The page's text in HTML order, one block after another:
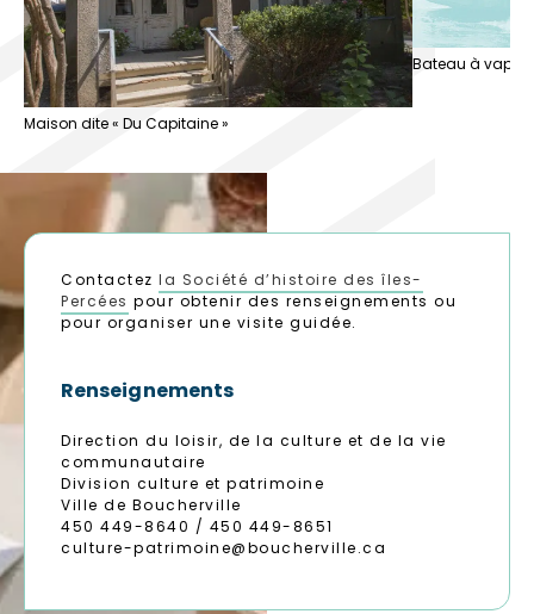
Maison dite « Du Capitaine »
Bateau à
Contactez la Société d’histoire des îles-
Percées pour obtenir des renseignements ou
pour organiser une visite guidée.
Renseignements
Direction du loisir, de la culture et de la vie
communautaire
Division culture et patrimoine
Ville de Boucherville
450 449-8640 / 450 449-8651
culture-patrimoine@boucherville.ca